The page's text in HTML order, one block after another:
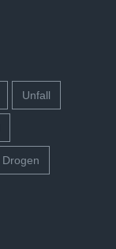
Unfall
Drogen